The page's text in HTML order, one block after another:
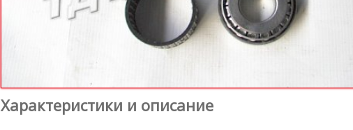
Характеристики и описание